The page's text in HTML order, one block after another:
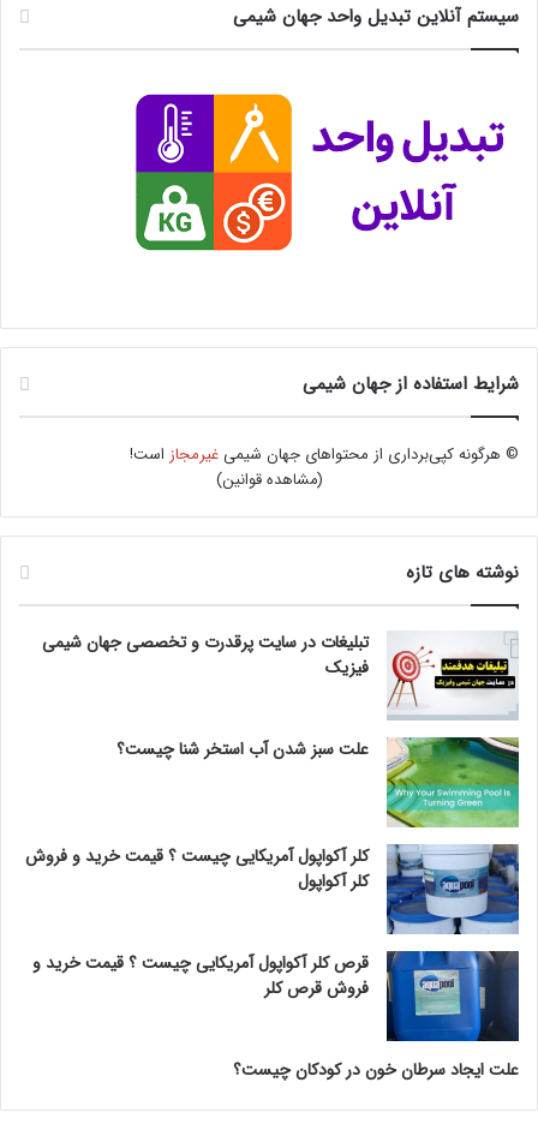
سیستم آنلاین تبدیل واحد جهان شیمی
شرایط استفاده از جهان شیمی
© هرگونه کپی‌برداری از محتواهای جهان شیمیغیرمجاز است!
(مشاهده قوانین)
نوشته های تازه
تبلیغات در سایت پرقدرت و تخصصی جهان شیمی
فیزیک
علت سبز شدن آب استخر شنا چیست؟
کلر آکواپول آمریکایی چیست ؟ قیمت خرید و فروش
کلر آکواپول
قرص کلر آکواپول آمریکایی چیست ؟ قیمت خرید و
فروش قرص کلر
علت ایجاد سرطان خون در کودکان چیست؟